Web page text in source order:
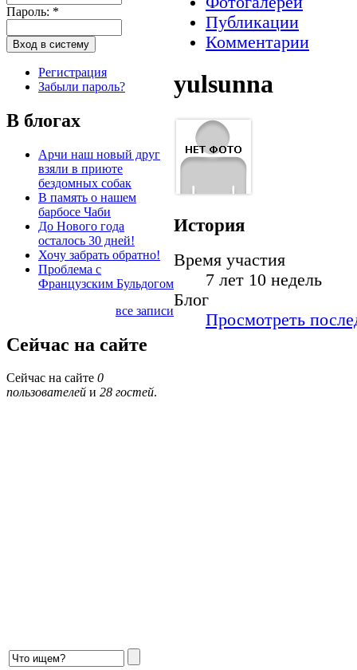
Пароль: *
Регистрация
Забыли пароль?
В блогах
Арчи наш новый друг
взяли в приюте
бездомных собак
В память о нашем
барбосе Чаби
До Нового года
осталось 30 дней!
Хочу забрать обратно!
Проблема с
Французским Бульдогом
все записи
Сейчас на сайте
Сейчас на сайте 0
пользователей и 28 гостей.
Публикации
Комментарии
yulsunna
История
Время участия
7 лет 10 недель
Блог
Просмотреть